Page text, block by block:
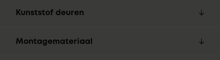
Kunststof deuren
Montagemateriaal